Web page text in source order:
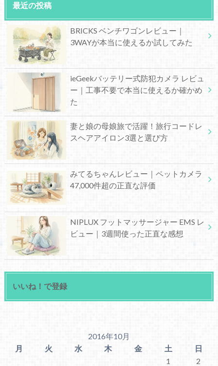
最近の投稿
BRICKS ベンチワゴンレビュー｜
3WAYが本当に使えるか試してみた
ieGeekバッテリー式防犯カメラ レビュ
ー｜工事不要で本当に使えるか確かめ
た
妻と娘の母娘旅で活躍！旅行コードレ
スヘアアイロン3選と選び方
みてるちゃんレビュー｜ペットカメラ
47,000件超の正直な評価
NIPLUX フットマッサージャー EMS レ
ビュー｜3週間使った正直な感想
いいね！で登録
2016年10月
月
火 水 木 金 土
日
1
2